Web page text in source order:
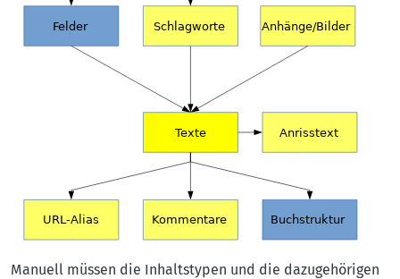
Manuell müssen die Inhaltstypen und die dazugehörigen